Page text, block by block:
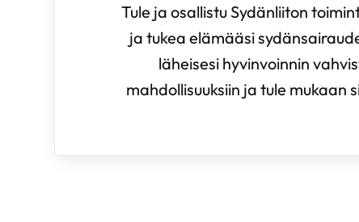
Tule ja osallistu Sydänliiton
ja tukea elämääsi
läheisesi hyvinvoinnin
mahdollisuuksiin ja tule mukaan